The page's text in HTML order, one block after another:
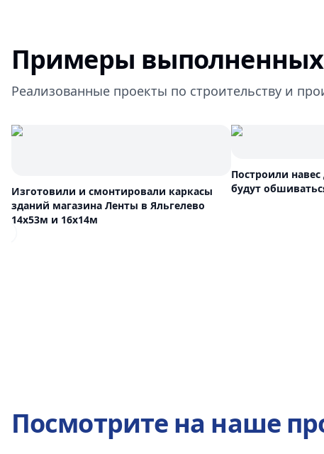
Примеры выполненных
Реализованные проекты по строительству и
Изготовили и смонтировали каркасы
зданий магазина Ленты в Яльгелево
14х53м и 16х14м
Построили
будут
Посмотрите на наше